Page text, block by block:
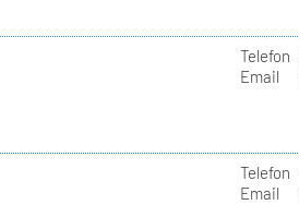
Telefon
Email
Telefon
Email